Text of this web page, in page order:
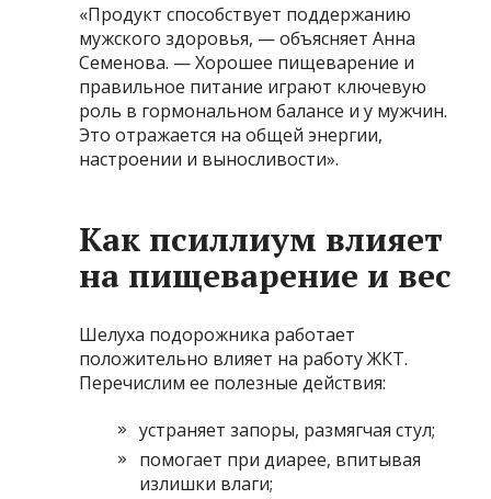
«Продукт способствует поддержанию
мужского здоровья, — объясняет Анна
Семенова. — Хорошее пищеварение и
правильное питание играют ключевую
роль в гормональном балансе и у мужчин.
Это отражается на общей энергии,
настроении и выносливости».
Как псиллиум влияет
на пищеварение и вес
Шелуха подорожника работает
положительно влияет на работу ЖКТ.
Перечислим ее полезные действия:
устраняет запоры, размягчая стул;
помогает при диарее, впитывая
излишки влаги;